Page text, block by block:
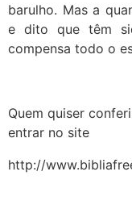
barulho. Mas a
e dito que têm
compensa todo o
Quem quiser
entrar no site
http://